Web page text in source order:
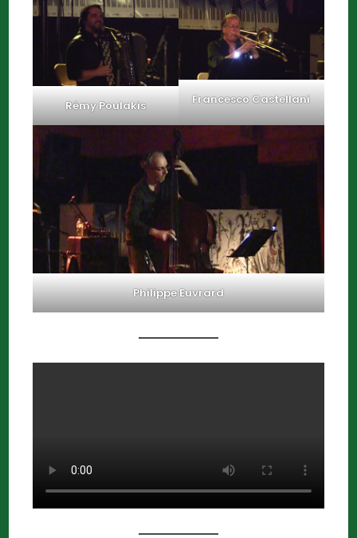
Rémy Poulakis Francesco Castellani
Philippe Euvrard